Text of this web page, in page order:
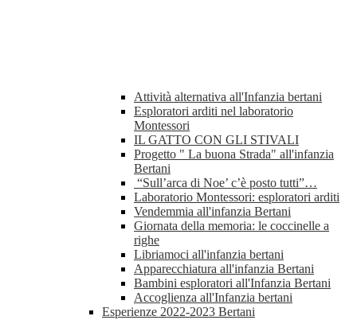
Attività alternativa all'Infanzia bertani
Esploratori arditi nel laboratorio
Montessori
IL GATTO CON GLI STIVALI
Progetto " La buona Strada" all'infanzia
Bertani
“Sull’arca di Noe’ c’è posto tutti”…
Laboratorio Montessori: esploratori arditi
Vendemmia all'infanzia Bertani
Giornata della memoria: le coccinelle a
righe
Libriamoci all'infanzia bertani
Apparecchiatura all'infanzia Bertani
Bambini esploratori all'Infanzia Bertani
Accoglienza all'Infanzia bertani
Esperienze 2022-2023 Bertani